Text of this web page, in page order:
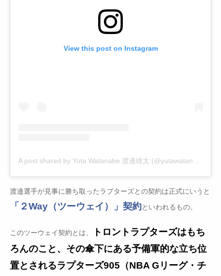
View this post on Instagram
渡邉選手が見事に勝ち取ったラプターズとの契約は正式にいうと
「２Way（ツーウェイ）」契約といわれるもの。
このツーウェイ契約とは、
トロントラプターズはもち
ろんのこと、その傘下にある予備軍的な立ち位
置とされるラプターズ905（NBA Gリーグ・チ